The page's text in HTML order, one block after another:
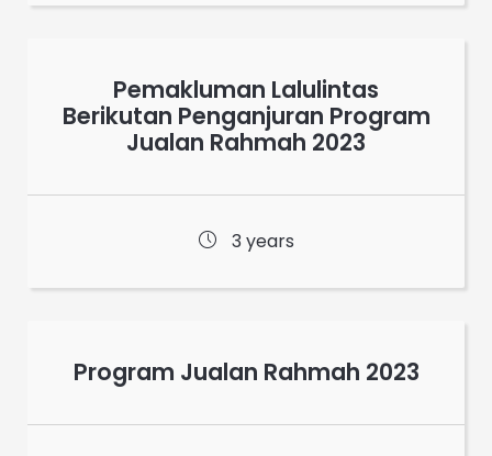
Pemakluman Lalulintas
Berikutan Penganjuran Program
Jualan Rahmah 2023
3 years
Program Jualan Rahmah 2023